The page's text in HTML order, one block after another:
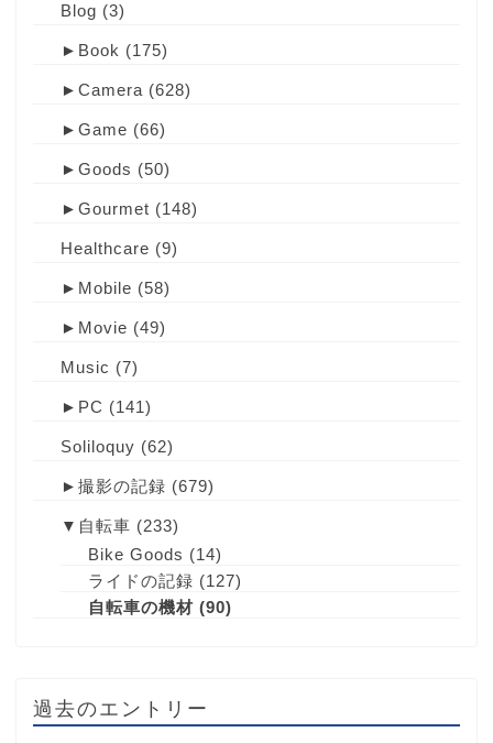
Blog (3)
► Book (175)
► Camera (628)
► Game (66)
► Goods (50)
► Gourmet (148)
Healthcare (9)
► Mobile (58)
► Movie (49)
Music (7)
► PC (141)
Soliloquy (62)
► 撮影の記録 (679)
▼ 自転車 (233)
Bike Goods (14)
ライドの記録 (127)
自転車の機材 (90)
過去のエントリー